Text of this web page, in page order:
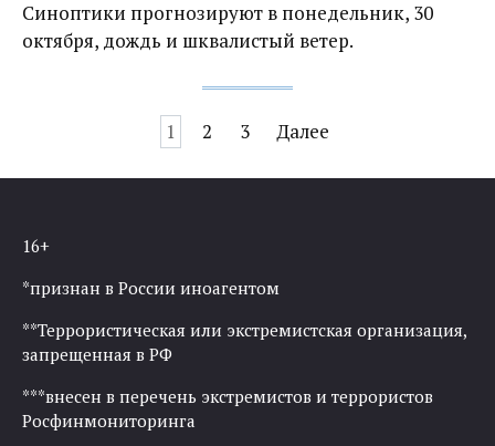
Синоптики прогнозируют в понедельник, 30
октября, дождь и шквалистый ветер.
записям
1 2 3 Далее
16+
*признан в России иноагентом
**Террористическая или экстремистская организация,
запрещенная в РФ
***внесен в перечень экстремистов и террористов
Росфинмониторинга